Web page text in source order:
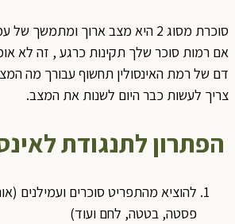
סוכרת מסוג 2 היא מצב ארוך ומתמשך של
רמות סוכר שלך תקינות כרגע , זה לא
של רמת האינסולין תחשוף עבורך מה
לעשות כבר היום לשנות את המצב.
לתנגודת
להוציא מהתפריט סוכרים ועמילנים
פסטה, בטטה, לחם ועוד)